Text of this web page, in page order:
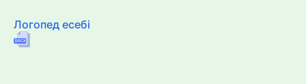
Логопед есебі